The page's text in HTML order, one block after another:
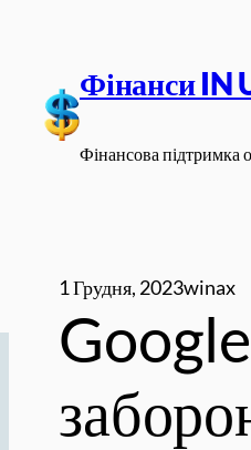
вмісту
Фінанси IN
Фінансова підтримка
1 Грудня, 2023winax
Google